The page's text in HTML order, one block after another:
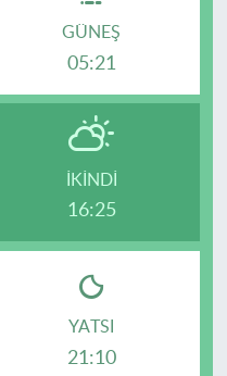
GÜNEŞ
05:21
İKINDI
16:25
YATSI
21:10